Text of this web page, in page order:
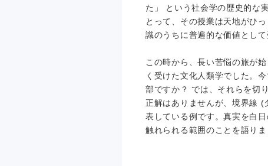
た」 という社会学の歴史的な
とって、その授業は天地がひ
識のうちに普遍的な価値とし
この時から、長い苦悩の旅が
く受けた文化人類学でした。
部ですか？ では、それらを切
正解はありませんが、境界線 (
表している例です。真実を白
触れられる範囲のことを語り